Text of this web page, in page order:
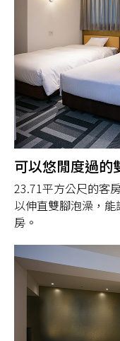
可以悠閒度過的
23.71平方公尺的客
以伸直雙腳泡澡，
房。